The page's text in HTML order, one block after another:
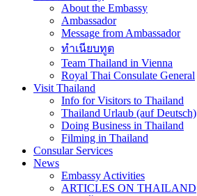
About the Embassy
Ambassador
Message from Ambassador
ทำเนียบทูต
Team Thailand in Vienna
Royal Thai Consulate General
Visit Thailand
Info for Visitors to Thailand
Thailand Urlaub (auf Deutsch)
Doing Business in Thailand
Filming in Thailand
Consular Services
News
Embassy Activities
ARTICLES ON THAILAND